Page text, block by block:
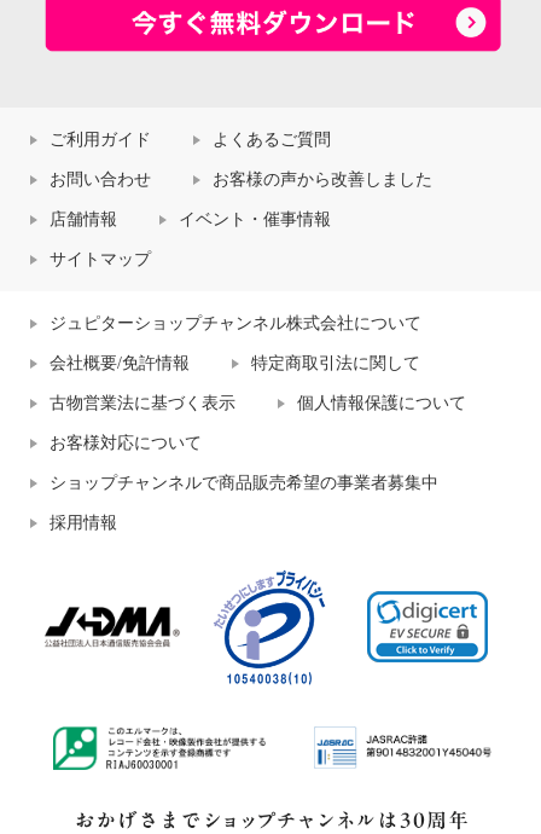
ご利用ガイド よくあるご質問
お問い合わせ お客様の声から改善しました
店舗情報 イベント・催事情報
サイトマップ
ジュピターショップチャンネル株式会社について
会社概要/免許情報 特定商取引法に関して
古物営業法に基づく表示 個人情報保護について
お客様対応について
ショップチャンネルで商品販売希望の事業者募集中
採用情報